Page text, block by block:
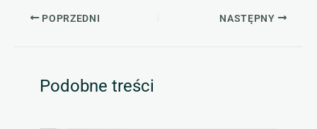
POPRZEDNI NASTĘPNY
Podobne treści